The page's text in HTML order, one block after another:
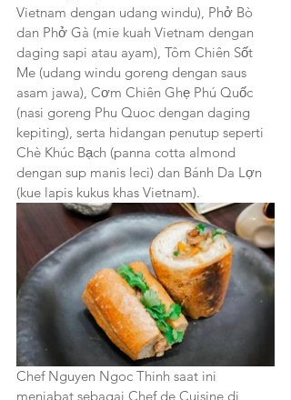
Vietnam dengan udang windu), Phở Bò
dan Phở Gà (mie kuah Vietnam dengan
daging sapi atau ayam), Tôm Chiên Sốt
Me (udang windu goreng dengan saus
asam jawa), Cơm Chiên Ghẹ Phú Quốc
(nasi goreng Phu Quoc dengan daging
kepiting), serta hidangan penutup seperti
Chè Khúc Bạch (panna cotta almond
dengan sup manis leci) dan Bánh Da Lợn
(kue lapis kukus khas Vietnam).
Chef Nguyen Ngoc Thinh saat ini
menjabat sebagai Chef de Cuisine di